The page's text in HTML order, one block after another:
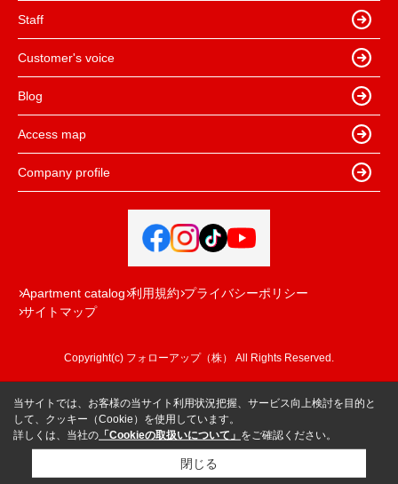
Staff
Customer's voice
Blog
Access map
Company profile
Apartment catalog 利用規約 プライバシーポリシー
サイトマップ
Copyright(c) フォローアップ（株） All Rights Reserved.
当サイトでは、お客様の当サイト利用状況把握、サービス向上検討を目的と
して、クッキー（Cookie）を使用しています。
詳しくは、当社の 「Cookieの取扱いについて」 をご確認ください。
閉じる